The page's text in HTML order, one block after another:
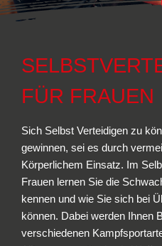
FÜR FRAUEN
Sich Selbst Verteidigen zu
gewinnen, sei es durch
Körperlichem Einsatz. Im
Frauen lernen Sie die
kennen und wie Sie sich bei
können. Dabei werden Ihnen
verschiedenen